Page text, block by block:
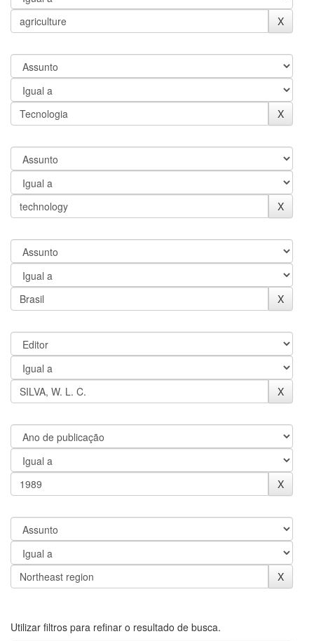
Utilizar filtros para refinar o resultado de busca.